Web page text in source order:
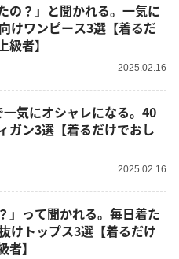
の？」と聞かれる。一気に
けワンピース3選【着るだ
級者】
2025.02.16
気にオシャレになる。40
ガン3選【着るだけでおし
2025.02.16
」って聞かれる。毎日着た
けトップス3選【着るだけ
】